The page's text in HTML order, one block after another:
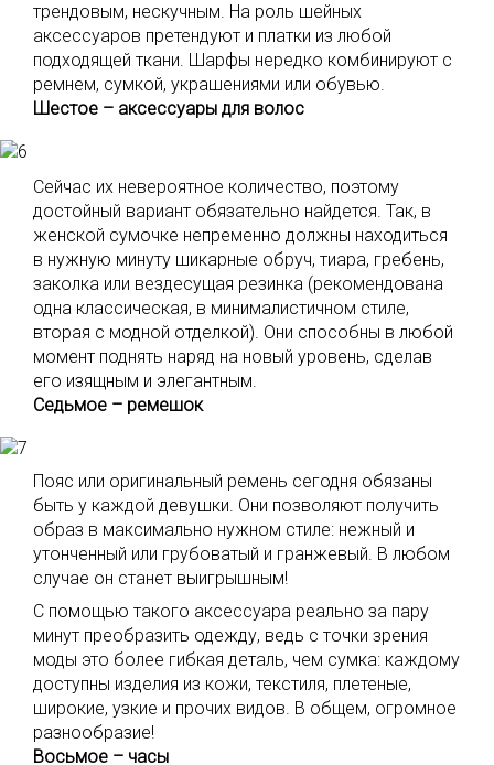
трендовым, нескучным. На роль шейных
аксессуаров претендуют и платки из любой
подходящей ткани. Шарфы нередко комбинируют с
ремнем, сумкой, украшениями или обувью.
Шестое – аксессуары для волос
Сейчас их невероятное количество, поэтому
достойный вариант обязательно найдется. Так, в
женской сумочке непременно должны находиться
в нужную минуту шикарные обруч, тиара, гребень,
заколка или вездесущая резинка (рекомендована
одна классическая, в минималистичном стиле,
вторая с модной отделкой). Они способны в любой
момент поднять наряд на новый уровень, сделав
его изящным и элегантным.
Седьмое – ремешок
Пояс или оригинальный ремень сегодня обязаны
быть у каждой девушки. Они позволяют получить
образ в максимально нужном стиле: нежный и
утонченный или грубоватый и гранжевый. В любом
случае он станет выигрышным!
С помощью такого аксессуара реально за пару
минут преобразить одежду, ведь с точки зрения
моды это более гибкая деталь, чем сумка: каждому
доступны изделия из кожи, текстиля, плетеные,
широкие, узкие и прочих видов. В общем, огромное
разнообразие!
Восьмое – часы